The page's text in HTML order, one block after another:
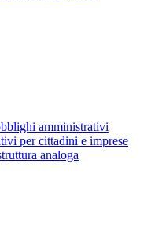
amministrativi
per cittadini e imprese
analoga